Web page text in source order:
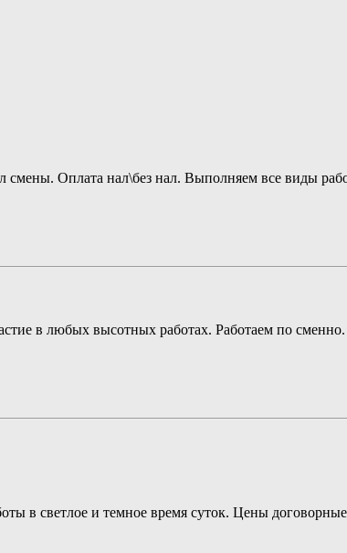
Оплата нал\без нал. Выполняем все виды
в любых высотных работах. Работаем по
в светлое и темное время суток. Цены